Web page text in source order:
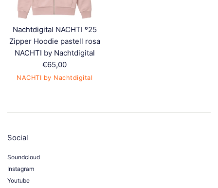
Nachtdigital NACHTI º25
Zipper Hoodie pastell rosa
NACHTI by Nachtdigital
Normaler
Preis
€65,00
NACHTI by Nachtdigital
Social
Soundcloud
Instagram
Youtube